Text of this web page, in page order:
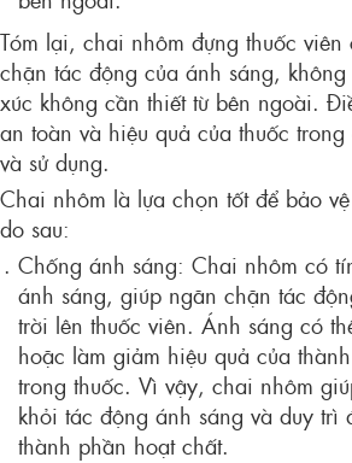
Tóm lại, chai nhôm đựng thuốc
chặn tác động của ánh sáng,
xúc không cần thiết từ bên ngoài.
an toàn và hiệu quả của thuốc
và sử dụng.
Chai nhôm là lựa chọn tốt để bảo
do sau:
Chống ánh sáng: Chai nhôm có
ánh sáng, giúp ngăn chặn tác
trời lên thuốc viên. Ánh sáng có
hoặc làm giảm hiệu quả của
trong thuốc. Vì vậy, chai nhôm
khỏi tác động ánh sáng và duy trì
thành phần hoạt chất.